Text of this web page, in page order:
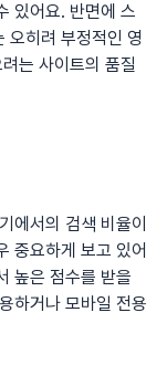
있어요. 반면에 스
오히려 부정적인 영
는 사이트의 품질
에서의 검색 비율이
중요하게 보고 있어
높은 점수를 받을
하거나 모바일 전용